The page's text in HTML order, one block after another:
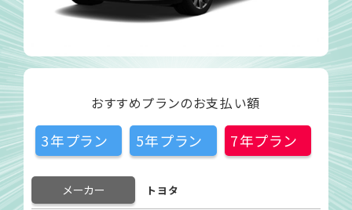
おすすめプランのお支払い額
3年プラン 5年プラン 7年プラン
メーカー トヨタ